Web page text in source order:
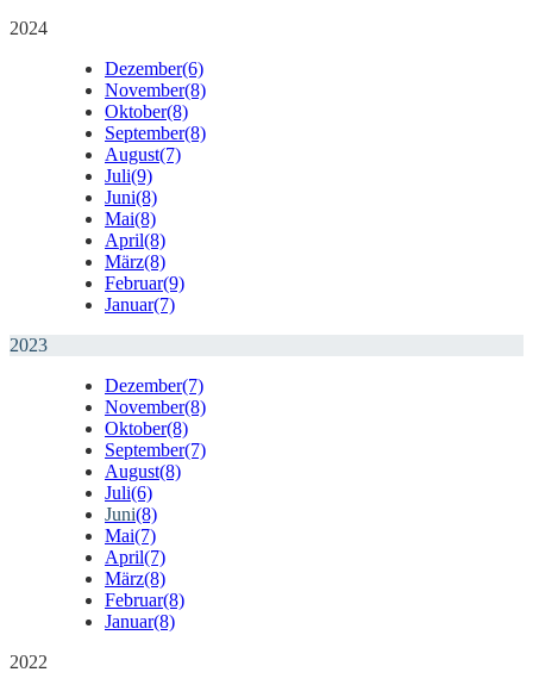
2024
Dezember(6)
November(8)
Oktober(8)
September(8)
August(7)
Juli(9)
Juni(8)
Mai(8)
April(8)
März(8)
Februar(9)
Januar(7)
2023
Dezember(7)
November(8)
Oktober(8)
September(7)
August(8)
Juli(6)
Juni(8)
Mai(7)
April(7)
März(8)
Februar(8)
Januar(8)
2022